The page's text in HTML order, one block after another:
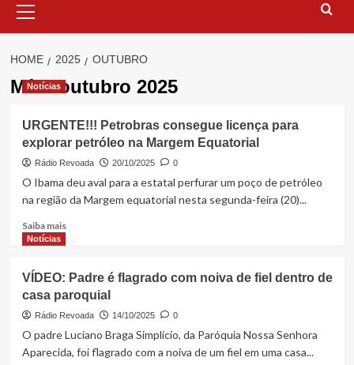
Menu
HOME 2025 OUTUBRO
Mês:outubro 2025
Notícias
URGENTE!!! Petrobras consegue licença para
explorar petróleo na Margem Equatorial
Rádio Revoada 20/10/2025 0
O Ibama deu aval para a estatal perfurar um poço de petróleo
na região da Margem equatorial nesta segunda-feira (20)...
Saiba maisRead
Petrobras
consegue
licença
para
petróleo
Notícias
VÍDEO: Padre é flagrado com noiva de fiel dentro de
casa paroquial
Rádio Revoada 14/10/2025 0
O padre Luciano Braga Simplício, da Paróquia Nossa Senhora
Aparecida, foi flagrado com a noiva de um fiel em uma casa...